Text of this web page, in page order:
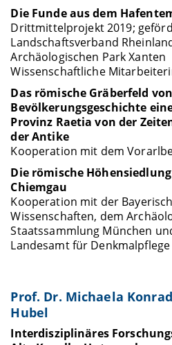
Die Funde aus dem
Drittmittelprojekt 2019;
Landschaftsverband
Archäologischen Park Xanten
Wissenschaftliche
Das römische Gräberfeld
Bevölkerungsgeschichte
Provinz Raetia von der
der Antike
Kooperation mit dem
Die römische
Chiemgau
Kooperation mit der
Wissenschaften, dem
Staatssammlung München
Landesamt für Denkmalpflege
Prof. Dr. Michaela
Hubel
Interdisziplinäres